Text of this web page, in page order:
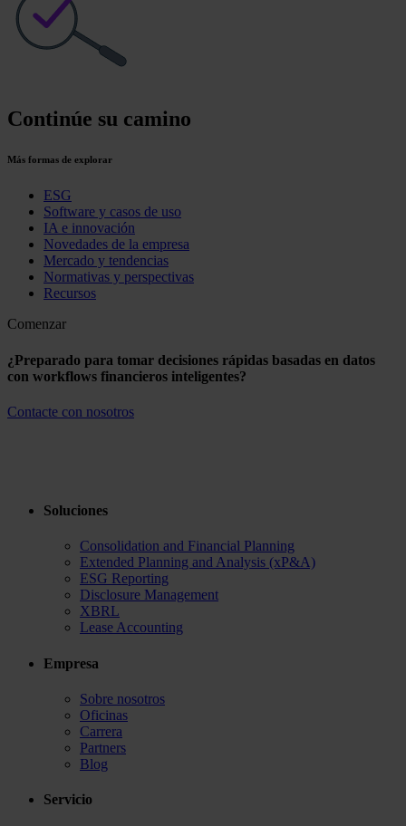
Continúe su camino
Más formas de explorar
ESG
Software y casos de uso
IA e innovación
Novedades de la empresa
Mercado y tendencias
Normativas y perspectivas
Recursos
Comenzar
¿Preparado para tomar decisiones rápidas basadas en datos
con workflows financieros inteligentes?
Contacte con nosotros
Soluciones
Consolidation and Financial Planning
Extended Planning and Analysis (xP&A)
ESG Reporting
Disclosure Management
XBRL
Lease Accounting
Empresa
Sobre nosotros
Oficinas
Carrera
Partners
Blog
Servicio